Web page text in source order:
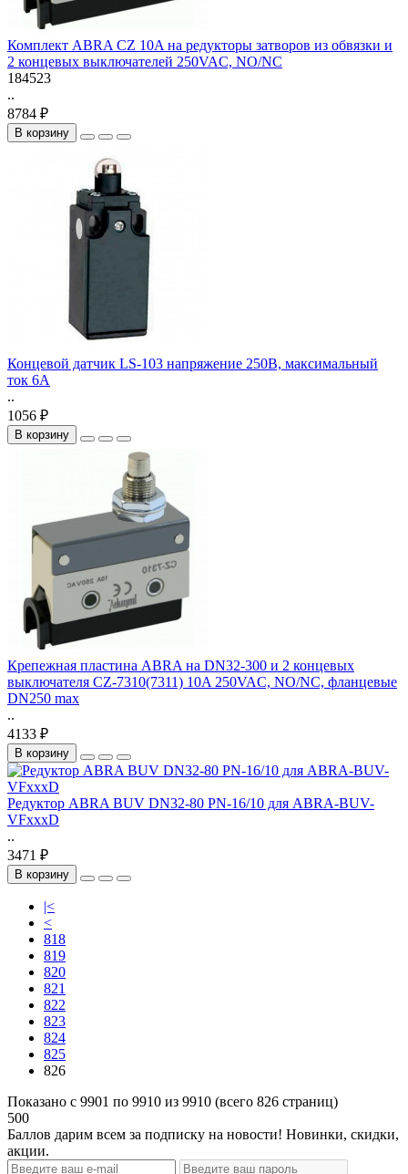
Комплект ABRA CZ 10A на редукторы затворов из обвязки и
2 концевых выключателей 250VAC, NO/NC
184523
..
8784 ₽
В корзину
Концевой датчик LS-103 напряжение 250В, максимальный
ток 6А
..
1056 ₽
В корзину
Крепежная пластина ABRA на DN32-300 и 2 концевых
выключателя CZ-7310(7311) 10A 250VAC, NO/NC, фланцевые
DN250 max
..
4133 ₽
В корзину
Редуктор ABRA BUV DN32-80 PN-16/10 для ABRA-BUV-
VFxxxD
..
3471 ₽
В корзину
|<
<
818
819
820
821
822
823
824
825
826
Показано с 9901 по 9910 из 9910 (всего 826 страниц)
500
Баллов дарим всем за подписку на новости! Новинки, скидки,
акции.